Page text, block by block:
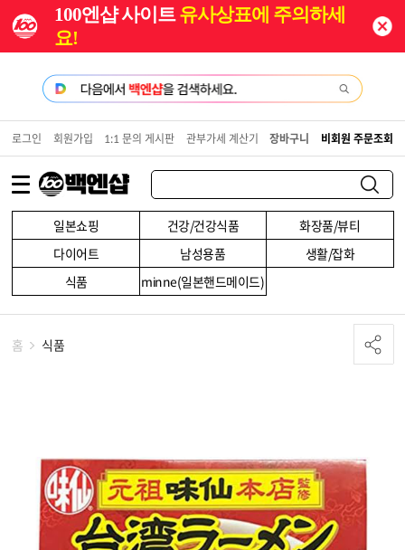
100엔샵 사이트유사상표에 주의하세
요!
일본쇼핑 건강/건강식품
화장품/뷰티
다이어트
남성용품
생활/잡화
식품
minne(일본핸드메이드)
로그인 회원가입 1:1 문의 게시판 관부가세 계산기 장바구니 비회원 주문조회
홈 식품